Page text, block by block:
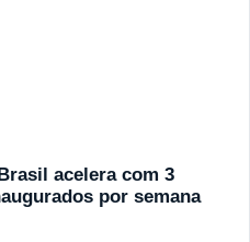
acelera com 3
por semana